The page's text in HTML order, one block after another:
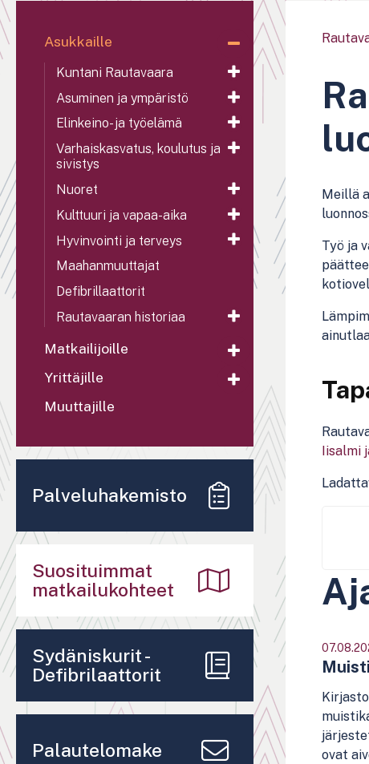
Meillä
Työ ja
Iisalmi
ovat
Asukkaille
Kuntani Rautavaara
Asuminen ja ympäristö
Elinkeino- ja työelämä
Varhaiskasvatus, koulutus ja
sivistys
Nuoret
Kulttuuri ja vapaa-aika
Hyvinvointi ja terveys
Maahanmuuttajat
Defibrillaattorit
Rautavaaran historiaa
Matkailijoille
Yrittäjille
Muuttajille
Palveluhakemisto
Suosituimmat
matkailukohteet
Sydäniskurit -
Defibrilaattorit
Palautelomake